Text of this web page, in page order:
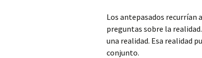
Los antepasados recurrían
preguntas sobre la
una realidad. Esa realidad
conjunto.